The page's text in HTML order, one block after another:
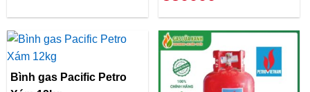
Bình gas Pacific Petro